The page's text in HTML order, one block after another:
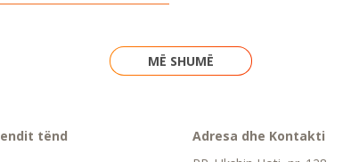
MË SHUMË
tënd
Adresa dhe Kontakti